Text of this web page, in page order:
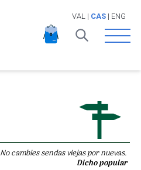
VAL | CAS| ENG
Open
No cambies sendas viejas por nuevas.
Dicho popular